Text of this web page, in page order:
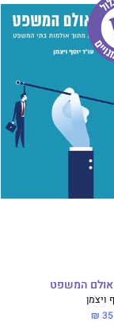
אולם המשפט
ויצמן
35 ₪